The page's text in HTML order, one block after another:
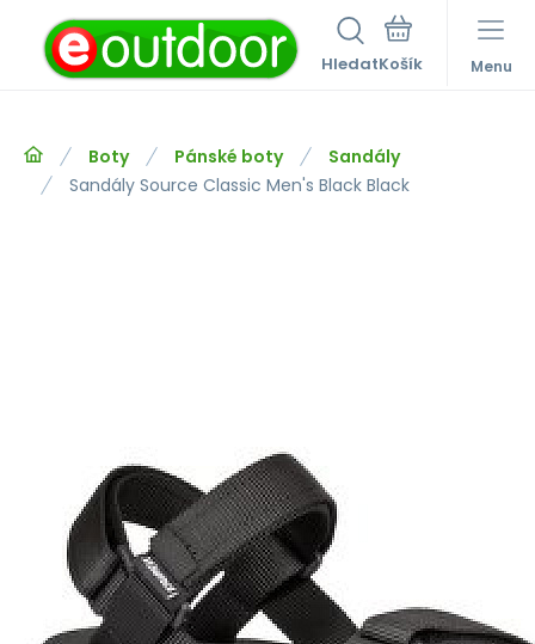
Hledat Menu
Boty Pánské boty
Sandály
Sandály Source Classic Men's Black Black